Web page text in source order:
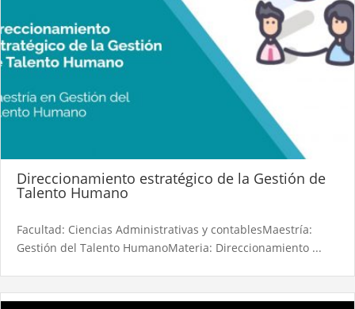
Direccionamiento estratégico de la Gestión de
Talento Humano
Facultad: Ciencias Administrativas y contablesMaestría:
Gestión del Talento HumanoMateria: Direccionamiento ...